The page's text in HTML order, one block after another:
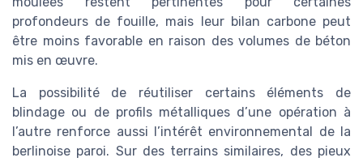
profondeurs de fouille, mais leur bilan carbone peut
être moins favorable en raison des volumes de béton
mis en œuvre.
La possibilité de réutiliser certains éléments de
blindage ou de profils métalliques d’une opération à
l’autre renforce aussi l’intérêt environnemental de la
berlinoise paroi. Sur des terrains similaires, des pieux